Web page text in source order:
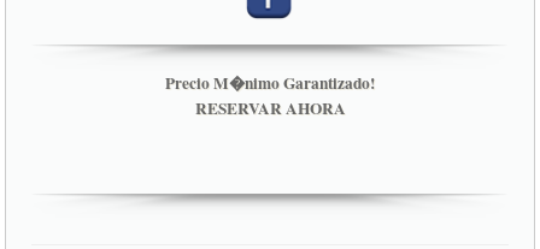
Precio M�nimo Garantizado!
RESERVAR AHORA